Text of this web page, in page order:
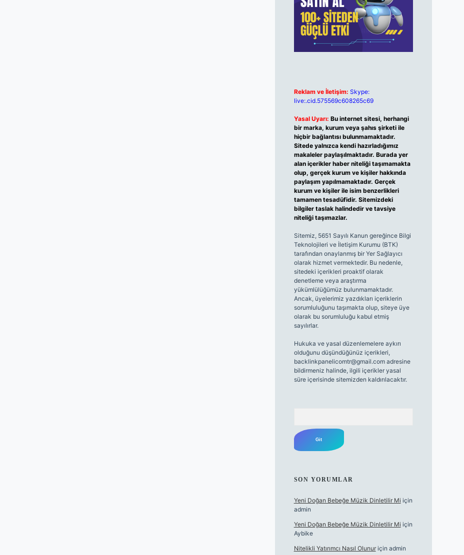
Reklam ve İletişim: Skype:
live:.cid.575569c608265c69
Yasal Uyarı: Bu internet sitesi, herhangi
bir marka, kurum veya şahıs şirketi ile
hiçbir bağlantısı bulunmamaktadır.
Sitede yalnızca kendi hazırladığımız
makaleler paylaşılmaktadır. Burada yer
alan içerikler haber niteliği taşımamakta
olup, gerçek kurum ve kişiler hakkında
paylaşım yapılmamaktadır. Gerçek
kurum ve kişiler ile isim benzerlikleri
tamamen tesadüfidir. Sitemizdeki
bilgiler taslak halindedir ve tavsiye
niteliği taşımazlar.
Sitemiz, 5651 Sayılı Kanun gereğince Bilgi
Teknolojileri ve İletişim Kurumu (BTK)
tarafından onaylanmış bir Yer Sağlayıcı
olarak hizmet vermektedir. Bu nedenle,
sitedeki içerikleri proaktif olarak
denetleme veya araştırma
yükümlülüğümüz bulunmamaktadır.
Ancak, üyelerimiz yazdıkları içeriklerin
sorumluluğunu taşımakta olup, siteye üye
olarak bu sorumluluğu kabul etmiş
sayılırlar.
Hukuka ve yasal düzenlemelere aykırı
olduğunu düşündüğünüz içerikleri,
backlinkpanelicomtr@gmail.comadresine
bildirmeniz halinde, ilgili içerikler yasal
süre içerisinde sitemizden kaldırılacaktır.
SON YORUMLAR
Yeni Doğan Bebeğe Müzik Dinletilir Mi için
admin
Yeni Doğan Bebeğe Müzik Dinletilir Mi için
Aybike
Nitelikli Yatırımcı Nasıl Olunuriçin admin